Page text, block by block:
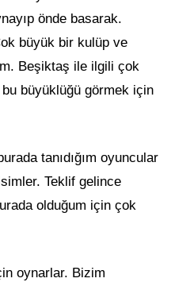
önde basarak.
büyük bir kulüp ve
Beşiktaş ile ilgili çok
büyüklüğü görmek için
tanıdığım oyuncular
Teklif gelince
olduğum için çok
oynarlar. Bizim